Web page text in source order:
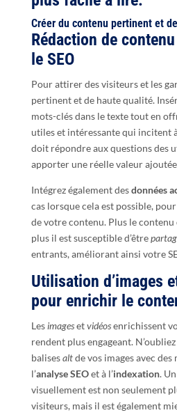
Créer du contenu pertinent et
Rédaction de
le SEO
Pour attirer des visiteurs et les
pertinent et de haute qualité.
mots-clés dans le texte tout en
utiles et intéressante qui incitent
doit répondre aux questions des
apporter une réelle valeur
Intégrez également desdonnées
cas lorsque cela est possible,
de votre contenu. Plus le
plus il est susceptible d’être
entrants, améliorant ainsi votre
Utilisation d’images
pour enrichir le
Lesimagesetvidéosenrichissent
rendent plus engageant.
balisesaltde vos images avec
l’analyse SEOet à l’indexation.
visuellement est non seulement
visiteurs, mais il est également